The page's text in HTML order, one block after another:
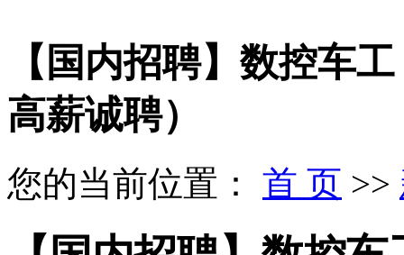
【国内招聘】数控车
高薪诚聘）
您的当前位置： 首 页 >>